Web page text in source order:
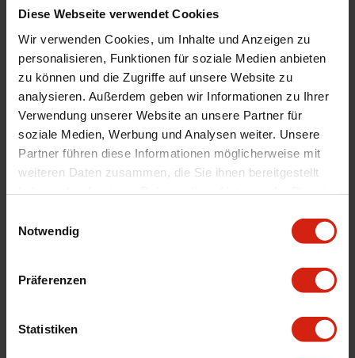
Diese Webseite verwendet Cookies
Wir verwenden Cookies, um Inhalte und Anzeigen zu
personalisieren, Funktionen für soziale Medien anbieten
zu können und die Zugriffe auf unsere Website zu
analysieren. Außerdem geben wir Informationen zu Ihrer
Verwendung unserer Website an unsere Partner für
soziale Medien, Werbung und Analysen weiter. Unsere
Partner führen diese Informationen möglicherweise mit
weiteren Daten zusammen, die Sie ihnen bereitgestellt
Notwendig
Präferenzen
Statistiken
Product Line
RD Series
Universal
Nein
Automarkenname
Honda
Automodell Name
Prelude
Zertifikat
Kein Gutachten oder ABE
Nein
Luftfilter Typ
Cold
Montage
Wenn möglich, schreiben Sie uns eine E-
Geeignet Für